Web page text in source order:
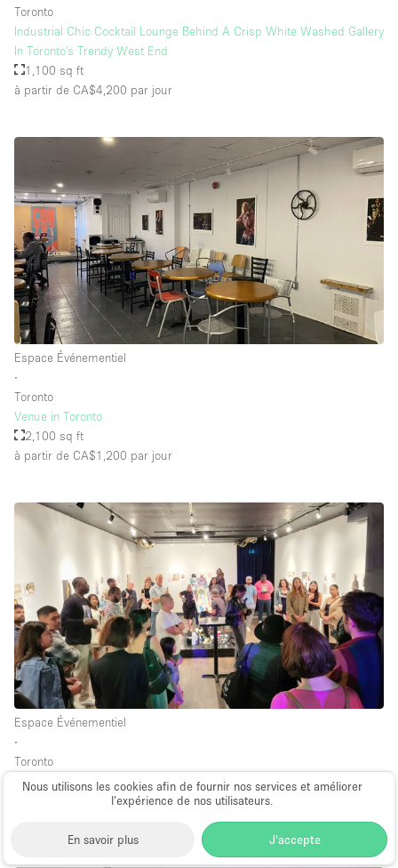
Nous utilisons les cookies afin de fournir nos services et améliorer
l’expérience de nos utilisateurs.
En savoir plus J'accepte
Toronto
Industrial Chic Cocktail Lounge Behind A Crisp White Washed Gallery
In Toronto's Trendy West End
1,100 sq ft
à partir de CA$4,200 par jour
Espace Événementiel
∙
Toronto
Venue in Toronto
2,100 sq ft
à partir de CA$1,200 par jour
Espace Événementiel
∙
Toronto
Versatile Midtown Event Space